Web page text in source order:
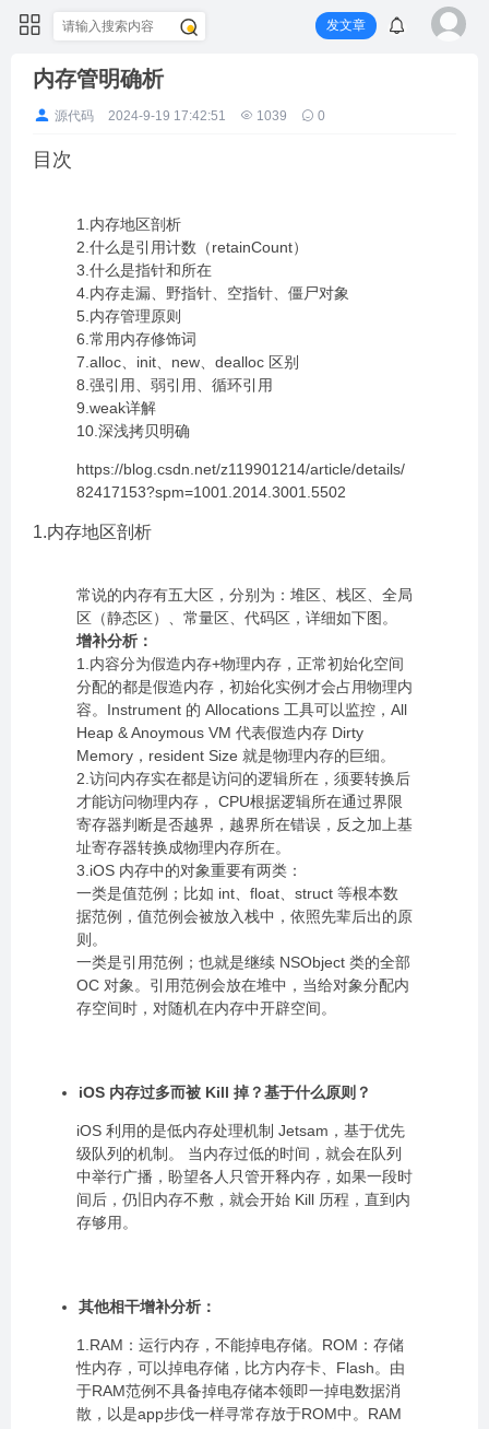
发文章
内存管明确析
源代码 2024-9-19 17:42:51 1039 0
目次
1.内存地区剖析
2.什么是引用计数（retainCount）
3.什么是指针和所在
4.内存走漏、野指针、空指针、僵尸对象
5.内存管理原则
6.常用内存修饰词
7.alloc、init、new、dealloc 区别
8.强引用、弱引用、循环引用
9.weak详解
10.深浅拷贝明确
https://blog.csdn.net/z119901214/article/details/
82417153?spm=1001.2014.3001.5502
1.内存地区剖析
常说的内存有五大区，分别为：堆区、栈区、全局
区（静态区）、常量区、代码区，详细如下图。
增补分析：
1.内容分为假造内存+物理内存，正常初始化空间
分配的都是假造内存，初始化实例才会占用物理内
容。Instrument 的 Allocations 工具可以监控，All
Heap & Anoymous VM 代表假造内存 Dirty
Memory，resident Size 就是物理内存的巨细。
2.访问内存实在都是访问的逻辑所在，须要转换后
才能访问物理内存， CPU根据逻辑所在通过界限
寄存器判断是否越界，越界所在错误，反之加上基
址寄存器转换成物理内存所在。
3.iOS 内存中的对象重要有两类：
一类是值范例；比如 int、float、struct 等根本数
据范例，值范例会被放入栈中，依照先辈后出的原
则。
一类是引用范例；也就是继续 NSObject 类的全部
OC 对象。引用范例会放在堆中，当给对象分配内
存空间时，对随机在内存中开辟空间。
iOS 内存过多而被 Kill 掉？基于什么原则？
iOS 利用的是低内存处理机制 Jetsam，基于优先
级队列的机制。 当内存过低的时间，就会在队列
中举行广播，盼望各人只管开释内存，如果一段时
间后，仍旧内存不敷，就会开始 Kill 历程，直到内
存够用。
其他相干增补分析：
1.RAM：运行内存，不能掉电存储。ROM：存储
性内存，可以掉电存储，比方内存卡、Flash。由
于RAM范例不具备掉电存储本领即一掉电数据消
散，以是app步伐一样寻常存放于ROM中。RAM